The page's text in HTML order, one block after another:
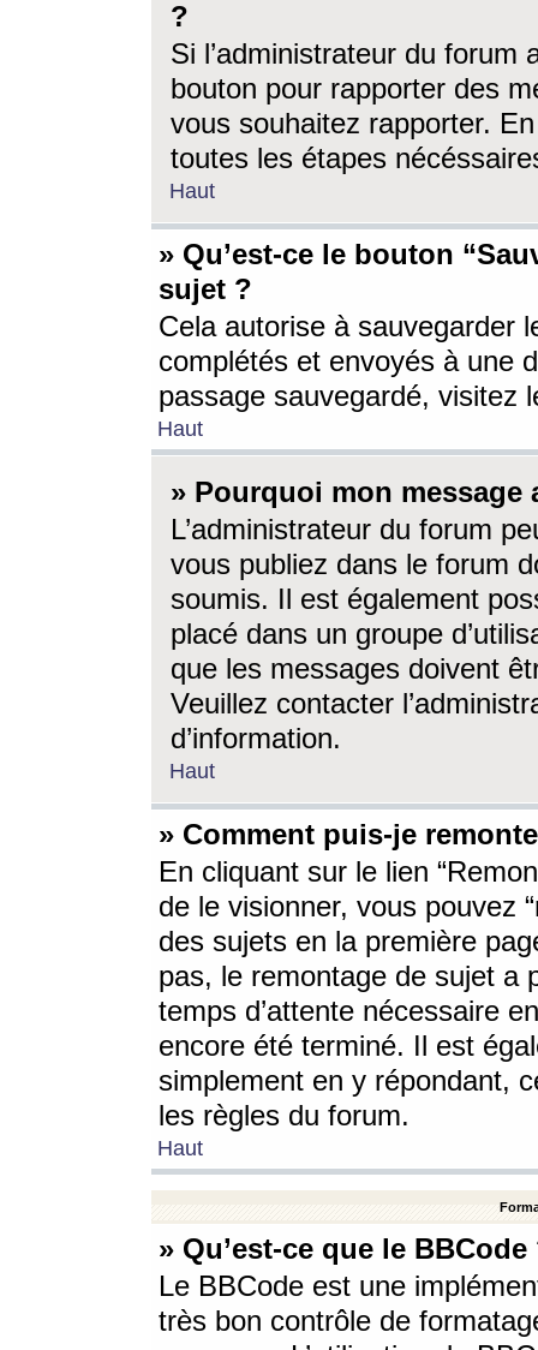
?
Si l’administrateur du forum
bouton pour rapporter des
vous souhaitez rapporter.
toutes les étapes
Haut
» Qu’est-ce le bouton
sujet ?
Cela autorise à sauvegarder
complétés et envoyés à une
passage sauvegardé, visitez
Haut
» Pourquoi mon message
L’administrateur du forum
vous publiez dans le forum
soumis. Il est également
placé dans un groupe
que les messages doivent
Veuillez contacter
d’information.
Haut
» Comment puis-je
En cliquant sur le lien
de le visionner, vous pouvez
des sujets en la première
pas, le remontage de sujet a
temps d’attente nécessaire
encore été terminé. Il est
simplement en y répondant,
les règles du forum.
Haut
» Qu’est-ce que le BBCode
Le BBCode est une
très bon contrôle de